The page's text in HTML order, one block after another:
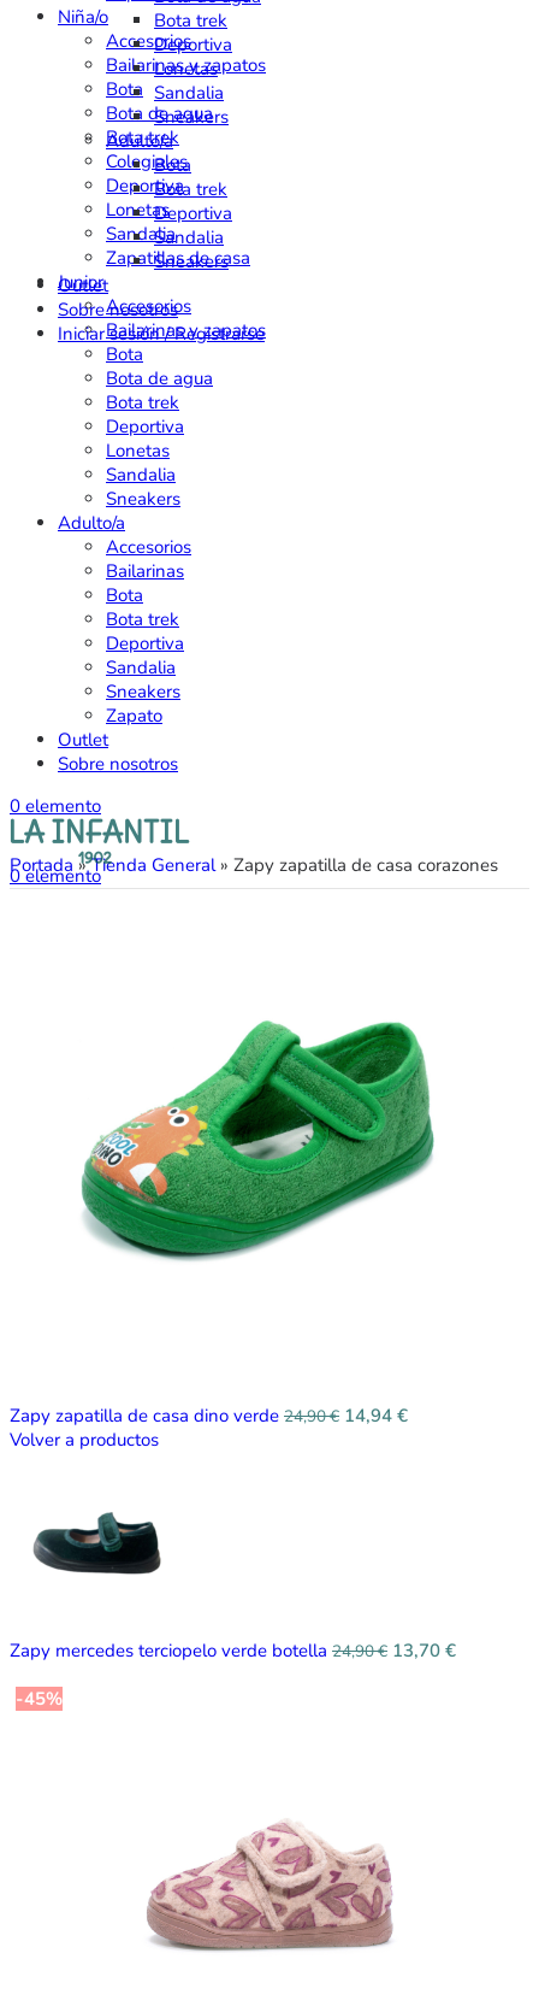
Niña/o
Accesorios
Bailarinas y zapatos
Bota
Bota de agua
Bota trek
Colegiales
Deportiva
Lonetas
Sandalia
Zapatillas de casa
Junior
Accesorios
Bailarinas y zapatos
Bota
Bota de agua
Bota trek
Deportiva
Lonetas
Sandalia
Sneakers
Adulto/a
Accesorios
Bailarinas
Bota
Bota trek
Deportiva
Sandalia
Sneakers
Zapato
Outlet
Sobre nosotros
0 elemento
0elemento
Portada »Tienda General» Zapy zapatilla de casa corazones
Zapy zapatilla de casa dino verde 24,90€ 14,94 €
Volver a productos
Zapy mercedes terciopelo verde botella 24,90€ 13,70 €
-45%
Bota trek
Deportiva
Lonetas
Sandalia
Sneakers
Adulto/a
Bota
Bota trek
Deportiva
Sandalia
Sneakers
Outlet
Sobre nosotros
Iniciar sesión / Registrarse